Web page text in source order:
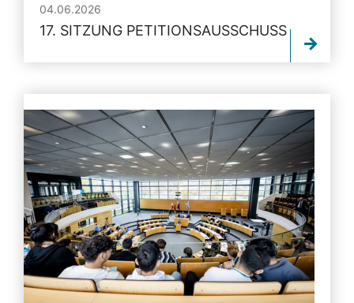
04.06.2026
17. SITZUNG PETITIONSAUSSCHUSS